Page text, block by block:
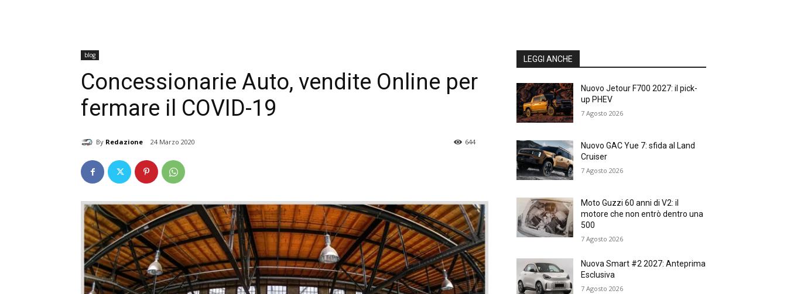
blog
Concessionarie Auto, vendite Online per
fermare il COVID-19
By Redazione 24 Marzo 2020 644
LEGGI ANCHE
Nuovo Jetour F700 2027: il pick-
up PHEV
7 Agosto 2026
Nuovo GAC Yue 7: sfida al Land
Cruiser
7 Agosto 2026
Moto Guzzi 60 anni di V2: il
motore che non entrò dentro una
500
7 Agosto 2026
Nuova Smart #2 2027: Anteprima
Esclusiva
7 Agosto 2026